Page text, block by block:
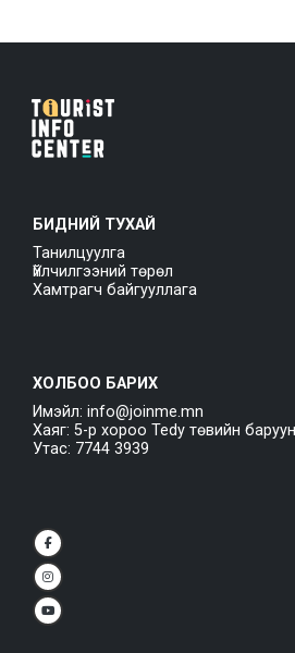
БИДНИЙ ТУХАЙ
Танилцуулга
Үйлчилгээний төрөл
Хамтрагч байгууллага
ХОЛБОО БАРИХ
Имэйл: info@joinme.mn
Хаяг: 5-р хороо Tedy төвийн
Утас: 7744 3939